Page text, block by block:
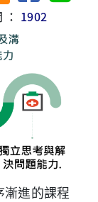
1902
漸進的課程